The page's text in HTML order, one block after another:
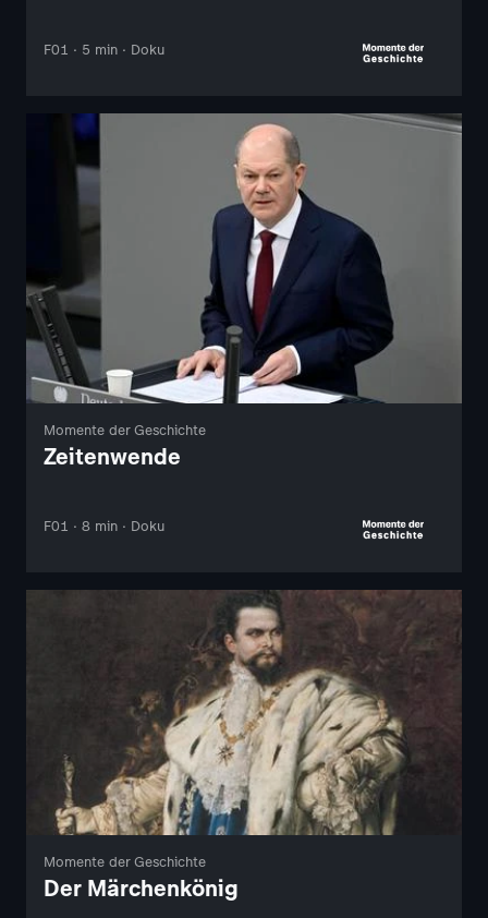
F01 · 5 min · Doku
Momente der Geschichte
Zeitenwende
F01 · 8 min · Doku
Momente der Geschichte
Der Märchenkönig